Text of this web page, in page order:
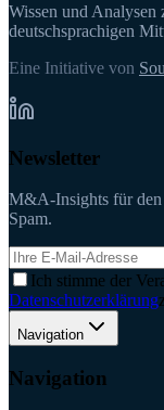
Wissen und
deutschsprachigen
Eine Initiative von
Newsletter
M&A-Insights für
Spam.
Ich stimme der
Datenschutzerklärung
Navigation
Navigation